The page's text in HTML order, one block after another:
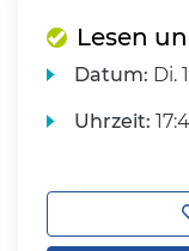
Lesen
Datum: Di.
Uhrzeit: